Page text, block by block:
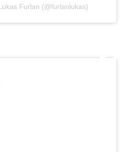
Furlan (@furlanlukas)